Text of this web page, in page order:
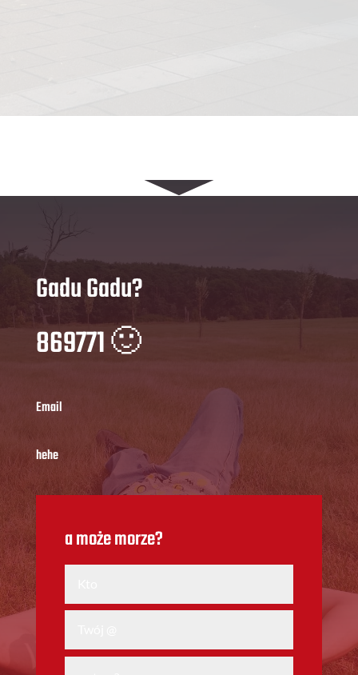
Gadu Gadu?
869771 🙂
Email
hehe
a może morze?